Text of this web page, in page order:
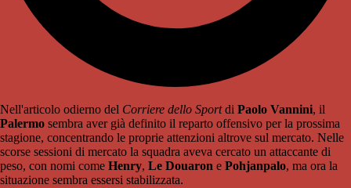
Nell'articolo odierno del Corriere dello Sportdi Paolo Vannini, il
Palermo sembra aver già definito il reparto offensivo per la prossima
stagione, concentrando le proprie attenzioni altrove sul mercato. Nelle
scorse sessioni di mercato la squadra aveva cercato un attaccante di
peso, con nomi come Henry, Le Douaron e Pohjanpalo, ma ora la
situazione sembra essersi stabilizzata.